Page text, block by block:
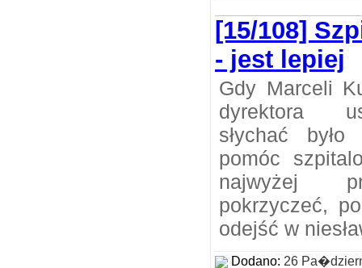
[15/108]
- jest lepiej
Gdy Marceli
dyrektora
słychać
pomóc
najwyżej
pokrzyczeć,
odejść w
Dodano: 26